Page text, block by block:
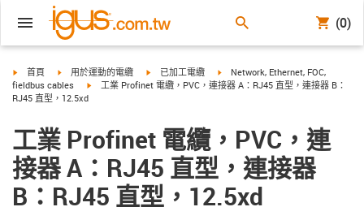
(0)
igus-icon-arrow-right
首頁 igus-icon-arrow-right
用於運動的電纜 igus-icon-arrow-right
已加工電纜 igus-icon-arrow-right
Network, Ethernet, FOC,
fieldbus cables
igus-icon-arrow-right
工業 Profinet 電纜，PVC，連接器 A：RJ45 直型，連接器 B：
RJ45 直型，12.5xd
工業 Profinet 電纜，PVC，連
接器 A：RJ45 直型，連接器
B：RJ45 直型，12.5xd